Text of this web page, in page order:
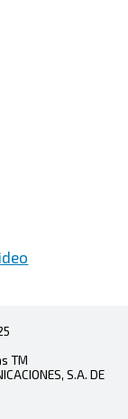
TM
S.A. DE